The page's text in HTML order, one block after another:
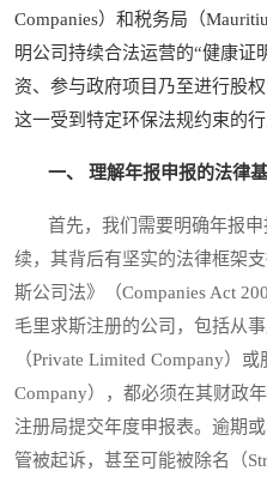
Companies）和税务局（
明公司持续合法运营的“健康证
资、参与政府项目乃至进行股
这一受到特定环保法规约束的
一、 理解年报申报的法律
首先，我们需要明确年报申
续，其背后有坚实的法律框架
斯公司法》（Companies Act
毛里求斯注册的公司，包括从
（Private Limited Company）
Company），都必须在其财政
注册局提交年度申报表。逾期
管被起诉，甚至可能被除名（